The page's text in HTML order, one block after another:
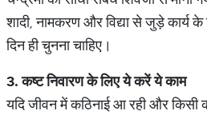
शादी, नामकरण और विद्या से जुड़े कार्य के
दिन ही चुनना चाहिए।
3.कष्टनिवारणकेलिएयेकरेंयेकाम
यदि जीवन में कठिनाई आ रही और किसी